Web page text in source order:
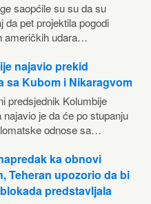
saopćile su su da su
da pet projektila pogodi
američkih udara…
najavio prekid
sa Kubom i Nikaragvom
predsjednik Kolumbije
je da će po stupanju
odnose sa…
ka obnovi
Teheran upozorio da bi
predstavljala